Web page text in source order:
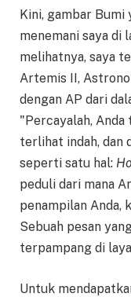
Kini, gambar Bumi
menemani saya di
melihatnya, saya
Artemis II,
dengan AP dari
"Percayalah,
terlihat indah, dan
seperti satu hal:
peduli dari mana
penampilan Anda,
Sebuah pesan
terpampang di
Untuk